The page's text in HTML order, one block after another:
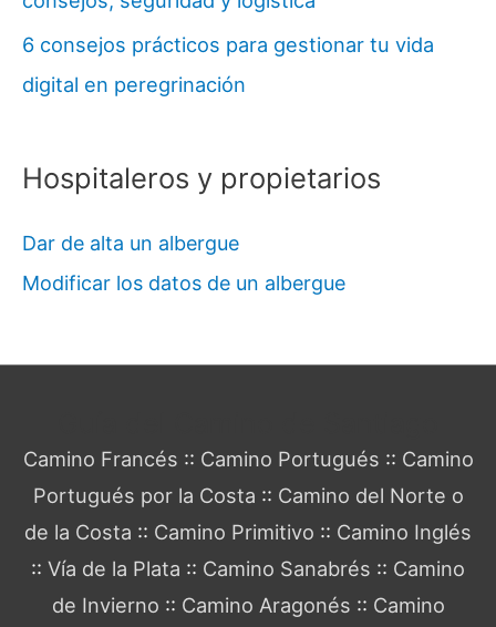
6 consejos prácticos para gestionar tu vida
digital en peregrinación
Hospitaleros y propietarios
Dar de alta un albergue
Modificar los datos de un albergue
Camino Francés :: Camino Portugués :: Camino
Portugués por la Costa :: Camino del Norte o
de la Costa :: Camino Primitivo :: Camino Inglés
:: Vía de la Plata :: Camino Sanabrés :: Camino
de Invierno :: Camino Aragonés :: Camino